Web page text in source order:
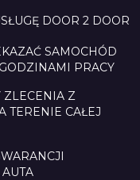
DOOR 2 DOOR
SAMOCHÓD
PRACY
ZLECENIA Z
TERENIE CAŁEJ